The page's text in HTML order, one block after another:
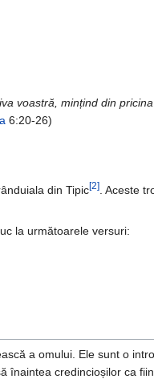
voastră, mințind din pricina
6:20-26)
din Tipic[2]
. Aceste
la următoarele versuri:
a omului. Ele sunt o
credincioșilor ca